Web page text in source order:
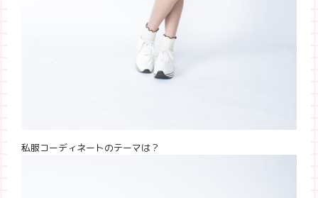
私服コーディネートのテーマは？